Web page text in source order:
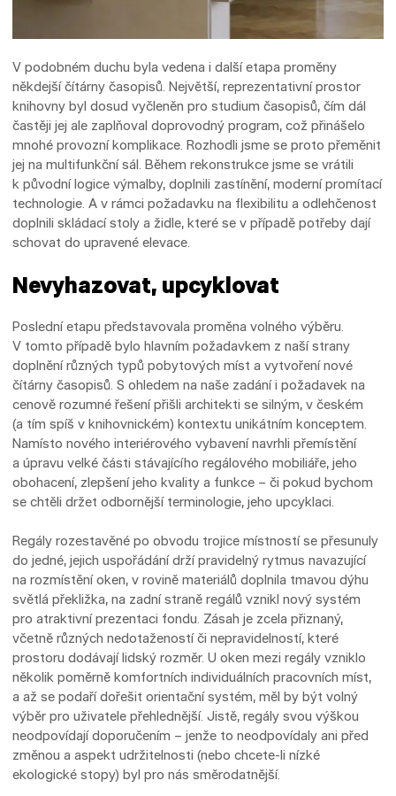
V podobném duchu byla vedena i další etapa proměny
někdejší čítárny časopisů. Největší, reprezentativní prostor
knihovny byl dosud vyčleněn pro studium časopisů, čím dál
častěji jej ale zaplňoval doprovodný program, což přinášelo
mnohé provozní komplikace. Rozhodli jsme se proto přeměnit
jej na multifunkční sál. Během rekonstrukce jsme se vrátili
k původní logice výmalby, doplnili zastínění, moderní promítací
technologie. A v rámci požadavku na flexibilitu a odlehčenost
doplnili skládací stoly a židle, které se v případě potřeby dají
schovat do upravené elevace.
Nevyhazovat, upcyklovat
Poslední etapu představovala proměna volného výběru.
V tomto případě bylo hlavním požadavkem z naší strany
doplnění různých typů pobytových míst a vytvoření nové
čítárny časopisů. S ohledem na naše zadání i požadavek na
cenově rozumné řešení přišli architekti se silným, v českém
(a tím spíš v knihovnickém) kontextu unikátním konceptem.
Namísto nového interiérového vybavení navrhli přemístění
a úpravu velké části stávajícího regálového mobiliáře, jeho
obohacení, zlepšení jeho kvality a funkce – či pokud bychom
se chtěli držet odbornější terminologie, jeho upcyklaci.
Regály rozestavěné po obvodu trojice místností se přesunuly
do jedné, jejich uspořádání drží pravidelný rytmus navazující
na rozmístění oken, v rovině materiálů doplnila tmavou dýhu
světlá překližka, na zadní straně regálů vznikl nový systém
pro atraktivní prezentaci fondu. Zásah je zcela přiznaný,
včetně různých nedotažeností či nepravidelností, které
prostoru dodávají lidský rozměr. U oken mezi regály vzniklo
několik poměrně komfortních individuálních pracovních míst,
a až se podaří dořešit orientační systém, měl by být volný
výběr pro uživatele přehlednější. Jistě, regály svou výškou
neodpovídají doporučením – jenže to neodpovídaly ani před
změnou a aspekt udržitelnosti (nebo chcete-li nízké
ekologické stopy) byl pro nás směrodatnější.